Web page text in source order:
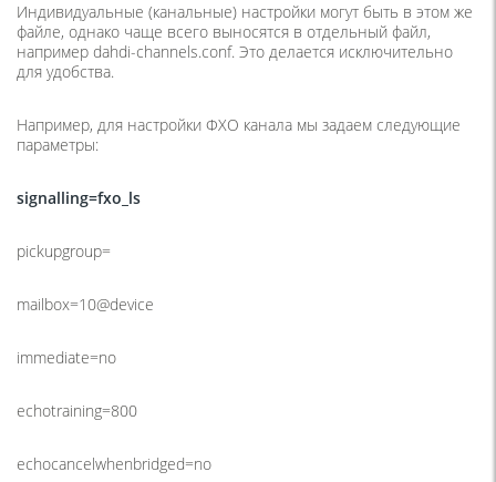
Индивидуальные (канальные) настройки могут быть в этом же
файле, однако чаще всего выносятся в отдельный файл,
например dahdi-channels.conf. Это делается исключительно
для удобства.
Например, для настройки ФХО канала мы задаем следующие
параметры:
signalling=fxo_ls
pickupgroup=
mailbox=10@device
immediate=no
echotraining=800
echocancelwhenbridged=no